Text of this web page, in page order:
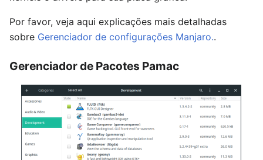
Por favor, veja aqui explicações mais detalhadas
sobre Gerenciador de configurações Manjaro..
Gerenciador de Pacotes Pamac